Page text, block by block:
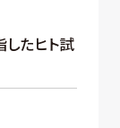
たヒト試